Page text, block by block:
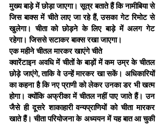
मुख्य बाड़े में छोड़ा जाएगा। सूत्र बताते हैं कि नामीबिया से
जिस बाक्स में चीते लाए जा रहे हैं, उसका गेट रिमोट से
खुलेगा। चीता को छोड़ने के लिए बाड़े में अलग गेट
रहेगा। जिससे सटाकर बाक्स रखा जाएगा।
एक महीने चीतल मारकर खाएंगे चीते
क्वारेंटाइन अवधि में चीतों के बाड़ों में कम उम्र के चीतल
छोड़े जाएंगे, ताकि वे उन्हें मारकर खा सकें। अधिकारियों
का कहना है कि नए प्राणी को लेकर उनका डर भी खत्म
होगा। क्योंकि अफ्रीका में चीतल नहीं पाए जाते हैं। उन
जैसे ही दूसरे शाकाहारी वन्यप्राणियों को चीता मारकर
खाते हैं। चीता परियोजना के अध्ययन में यह बात आ चुकी